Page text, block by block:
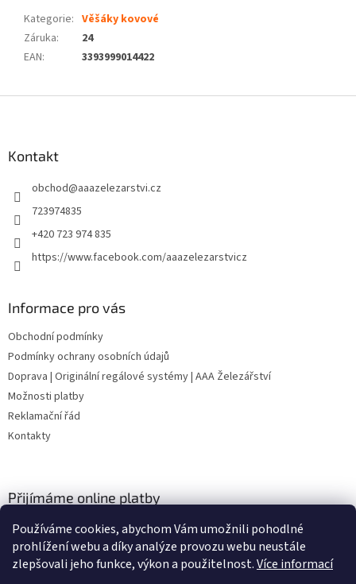
Používáme cookies, abychom Vám umožnili pohodlné
prohlížení webu a díky analýze provozu webu neustále
zlepšovali jeho funkce, výkon a použitelnost.Více informací
Kategorie: Věšáky kovové
Záruka:
24
EAN: 3393999014422
Kontakt
obchod@aaazelezarstvi.cz
723974835
+420 723 974 835
https://www.facebook.com/aaazelezarstvicz
Informace pro vás
Obchodní podmínky
Podmínky ochrany osobních údajů
Doprava | Originální regálové systémy | AAA Železářství
Možnosti platby
Reklamační řád
Kontakty
Přijímáme online platby